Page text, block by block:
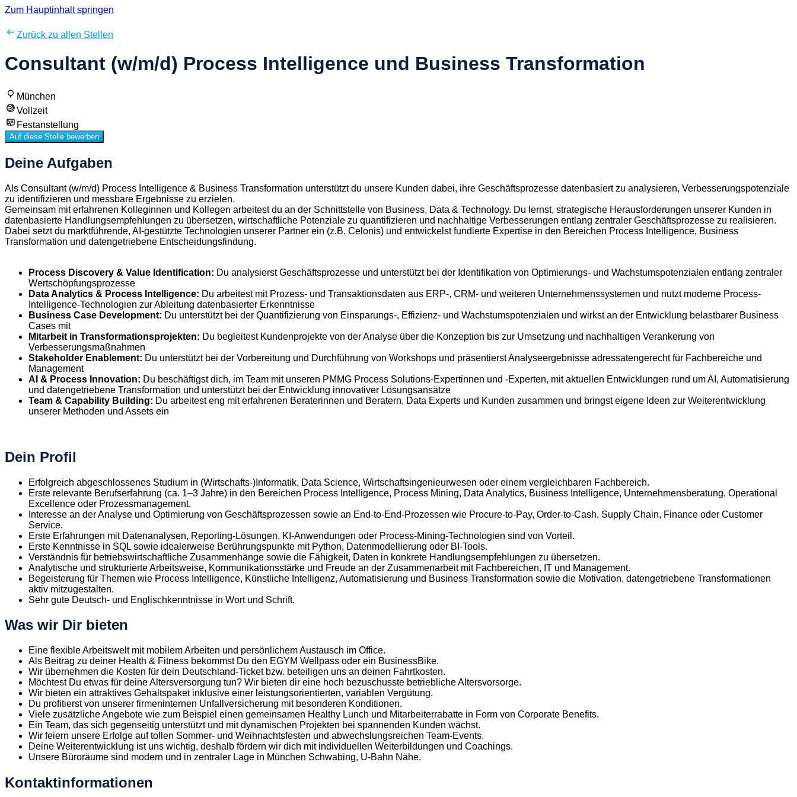
Zum Hauptinhalt springen
Zurück zu allen Stellen
Consultant (w/m/d) Process Intelligence und Business Transformation
München
Vollzeit
Festanstellung
Auf diese Stelle bewerben
Deine Aufgaben
Als Consultant (w/m/d) Process Intelligence & Business Transformation unterstützt du unsere Kunden dabei, ihre Geschäftsprozesse datenbasiert zu analysieren, Verbesserungspotenziale
zu identifizieren und messbare Ergebnisse zu erzielen.
Gemeinsam mit erfahrenen Kolleginnen und Kollegen arbeitest du an der Schnittstelle von Business, Data & Technology. Du lernst, strategische Herausforderungen unserer Kunden in
datenbasierte Handlungsempfehlungen zu übersetzen, wirtschaftliche Potenziale zu quantifizieren und nachhaltige Verbesserungen entlang zentraler Geschäftsprozesse zu realisieren.
Dabei setzt du marktführende, AI-gestützte Technologien unserer Partner ein (z.B. Celonis) und entwickelst fundierte Expertise in den Bereichen Process Intelligence, Business
Transformation und datengetriebene Entscheidungsfindung.
Process Discovery & Value Identification: Du analysierst Geschäftsprozesse und unterstützt bei der Identifikation von Optimierungs- und Wachstumspotenzialen entlang zentraler
Wertschöpfungsprozesse
Data Analytics & Process Intelligence: Du arbeitest mit Prozess- und Transaktionsdaten aus ERP-, CRM- und weiteren Unternehmenssystemen und nutzt moderne Process-
Intelligence-Technologien zur Ableitung datenbasierter Erkenntnisse
Business Case Development: Du unterstützt bei der Quantifizierung von Einsparungs-, Effizienz- und Wachstumspotenzialen und wirkst an der Entwicklung belastbarer Business
Cases mit
Mitarbeit in Transformationsprojekten: Du begleitest Kundenprojekte von der Analyse über die Konzeption bis zur Umsetzung und nachhaltigen Verankerung von
Verbesserungsmaßnahmen
Stakeholder Enablement: Du unterstützt bei der Vorbereitung und Durchführung von Workshops und präsentierst Analyseergebnisse adressatengerecht für Fachbereiche und
Management
AI & Process Innovation: Du beschäftigst dich, im Team mit unseren PMMG Process Solutions-Expertinnen und -Experten, mit aktuellen Entwicklungen rund um AI, Automatisierung
und datengetriebene Transformation und unterstützt bei der Entwicklung innovativer Lösungsansätze
Team & Capability Building: Du arbeitest eng mit erfahrenen Beraterinnen und Beratern, Data Experts und Kunden zusammen und bringst eigene Ideen zur Weiterentwicklung
unserer Methoden und Assets ein
Dein Profil
Erfolgreich abgeschlossenes Studium in (Wirtschafts-)Informatik, Data Science, Wirtschaftsingenieurwesen oder einem vergleichbaren Fachbereich.
Erste relevante Berufserfahrung (ca. 1–3 Jahre) in den Bereichen Process Intelligence, Process Mining, Data Analytics, Business Intelligence, Unternehmensberatung, Operational
Excellence oder Prozessmanagement.
Interesse an der Analyse und Optimierung von Geschäftsprozessen sowie an End-to-End-Prozessen wie Procure-to-Pay, Order-to-Cash, Supply Chain, Finance oder Customer
Service.
Erste Erfahrungen mit Datenanalysen, Reporting-Lösungen, KI-Anwendungen oder Process-Mining-Technologien sind von Vorteil.
Erste Kenntnisse in SQL sowie idealerweise Berührungspunkte mit Python, Datenmodellierung oder BI-Tools.
Verständnis für betriebswirtschaftliche Zusammenhänge sowie die Fähigkeit, Daten in konkrete Handlungsempfehlungen zu übersetzen.
Analytische und strukturierte Arbeitsweise, Kommunikationsstärke und Freude an der Zusammenarbeit mit Fachbereichen, IT und Management.
Begeisterung für Themen wie Process Intelligence, Künstliche Intelligenz, Automatisierung und Business Transformation sowie die Motivation, datengetriebene Transformationen
aktiv mitzugestalten.
Sehr gute Deutsch- und Englischkenntnisse in Wort und Schrift.
Was wir Dir bieten
Eine flexible Arbeitswelt mit mobilem Arbeiten und persönlichem Austausch im Office.
Als Beitrag zu deiner Health & Fitness bekommst Du den EGYM Wellpass oder ein BusinessBike.
Wir übernehmen die Kosten für dein Deutschland-Ticket bzw. beteiligen uns an deinen Fahrtkosten.
Möchtest Du etwas für deine Altersversorgung tun? Wir bieten dir eine hoch bezuschusste betriebliche Altersvorsorge.
Wir bieten ein attraktives Gehaltspaket inklusive einer leistungsorientierten, variablen Vergütung.
Du profitierst von unserer firmeninternen Unfallversicherung mit besonderen Konditionen.
Viele zusätzliche Angebote wie zum Beispiel einen gemeinsamen Healthy Lunch und Mitarbeiterrabatte in Form von Corporate Benefits.
Ein Team, das sich gegenseitig unterstützt und mit dynamischen Projekten bei spannenden Kunden wächst.
Wir feiern unsere Erfolge auf tollen Sommer- und Weihnachtsfesten und abwechslungsreichen Team-Events.
Deine Weiterentwicklung ist uns wichtig, deshalb fördern wir dich mit individuellen Weiterbildungen und Coachings.
Unsere Büroräume sind modern und in zentraler Lage in München Schwabing, U-Bahn Nähe.
Kontaktinformationen